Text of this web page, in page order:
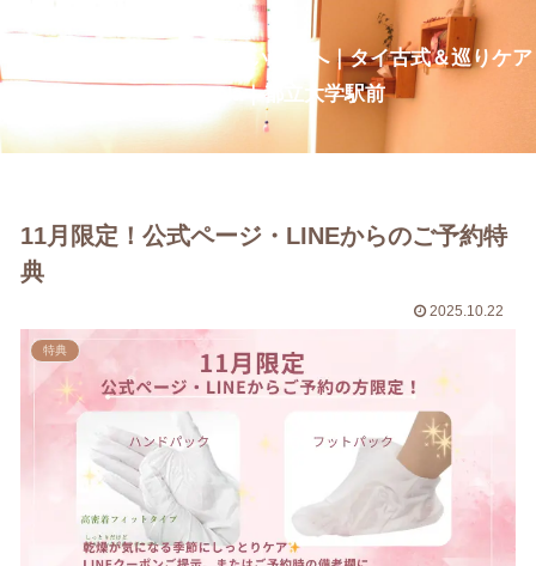
疲れ・だるさを整え、深い呼吸へ｜タイ古式＆巡りケア
CurcumaNa｜都立大学駅前
11月限定！公式ページ・LINEからのご予約特
典
2025.10.22
特典